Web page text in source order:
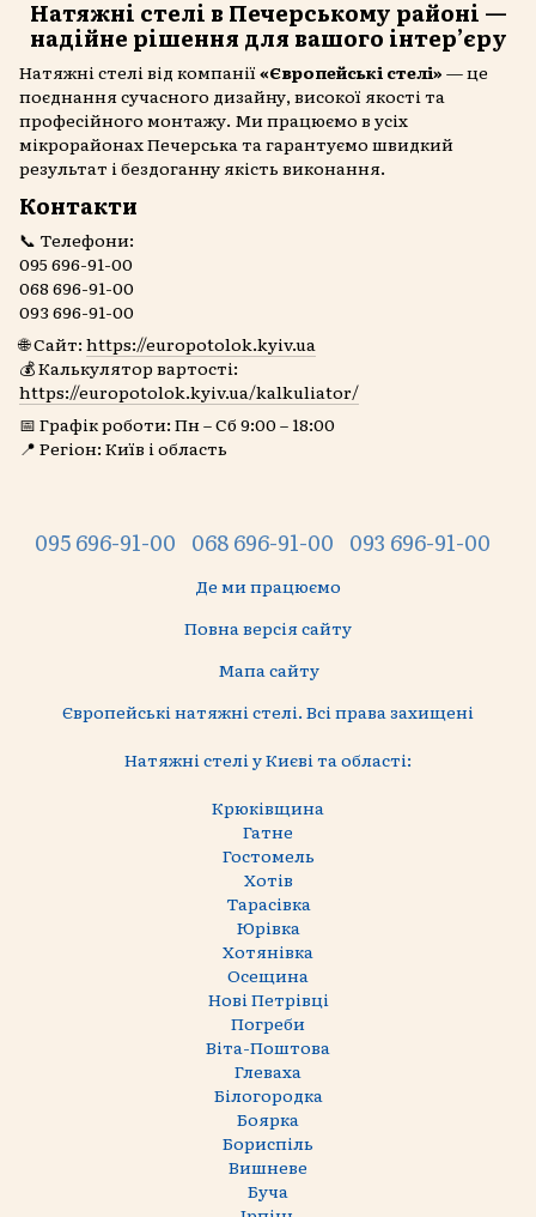
Натяжні стелі в Печерському районі —
надійне рішення для вашого інтер’єру
Натяжні стелі від компанії «Європейські стелі» — це
поєднання сучасного дизайну, високої якості та
професійного монтажу. Ми працюємо в усіх
мікрорайонах Печерська та гарантуємо швидкий
результат і бездоганну якість виконання.
Контакти
📞 Телефони:
095 696-91-00
068 696-91-00
093 696-91-00
🌐 Сайт: https://europotolok.kyiv.ua
💰 Калькулятор вартості:
https://europotolok.kyiv.ua/kalkuliator/
📅 Графік роботи: Пн – Сб 9:00 – 18:00
📍 Регіон: Київ і область
095 696-91-00 068 696-91-00 093 696-91-00
Де ми працюємо
Повна версія сайту
Мапа сайту
Європейські натяжні стелі. Всі права захищені
Натяжні стелі у Києві та області:
Крюківщина
Гатне
Гостомель
Хотів
Тарасівка
Юрівка
Хотянівка
Осещина
Нові Петрівці
Погреби
Віта-Поштова
Глеваха
Білогородка
Боярка
Бориспіль
Вишневе
Буча